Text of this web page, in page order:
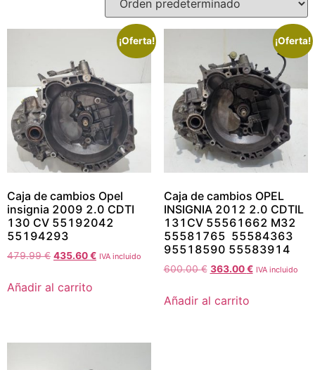
¡Oferta!
Caja de cambios Opel
insignia 2009 2.0 CDTI
130 CV 55192042
55194293
479.99€ 435.60€ IVA incluido
Añadir al carrito
¡Oferta!
Caja de cambios OPEL
INSIGNIA 2012 2.0 CDTIL
131CV 55561662 M32
55581765 55584363
95518590 55583914
600.00€ 363.00€ IVA incluido
Añadir al carrito